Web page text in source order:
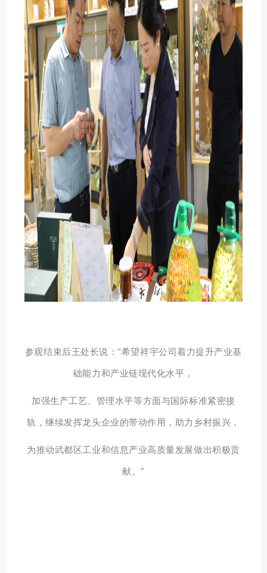
参观结束后王处长说：“希望祥宇公司着力提升产业基
础能力和产业链现代化水平，
加强生产工艺、管理水平等方面与国际标准紧密接
轨，继续发挥龙头企业的带动作用，助力乡村振兴，
为推动武都区工业和信息产业高质量发展做出积极贡
献。”